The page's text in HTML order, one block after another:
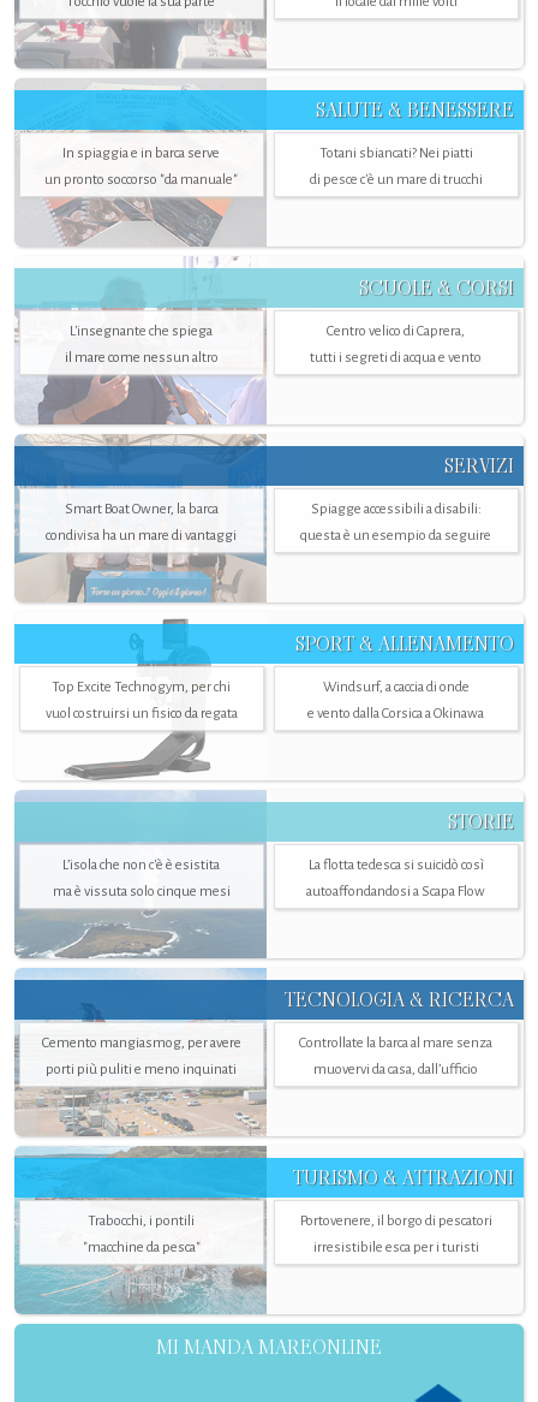
SALUTE & BENESSERE
In spiaggia e in barca serve
un pronto soccorso "da manuale"
Totani sbiancati? Nei piatti
di pesce c'è un mare di trucchi
SCUOLE & CORSI
L'insegnante che spiega
il mare come nessun altro
Centro velico di Caprera,
tutti i segreti di acqua e vento
SERVIZI
Smart Boat Owner, la barca
condivisa ha un mare di vantaggi
Spiagge accessibili a disabili:
questa è un esempio da seguire
SPORT & ALLENAMENTO
Top Excite Technogym, per chi
vuol costruirsi un fisico da regata
Windsurf, a caccia di onde
e vento dalla Corsica a Okinawa
STORIE
L’isola che non c'è è esistita
ma è vissuta solo cinque mesi
La flotta tedesca si suicidò così
autoaffondandosi a Scapa Flow
TECNOLOGIA & RICERCA
Cemento mangiasmog, per avere
porti più puliti e meno inquinati
Controllate la barca al mare senza
muovervi da casa, dall’ufficio
TURISMO & ATTRAZIONI
Trabocchi, i pontili
"macchine da pesca"
Portovenere, il borgo di pescatori
irresistibile esca per i turisti
MI MANDA MAREONLINE